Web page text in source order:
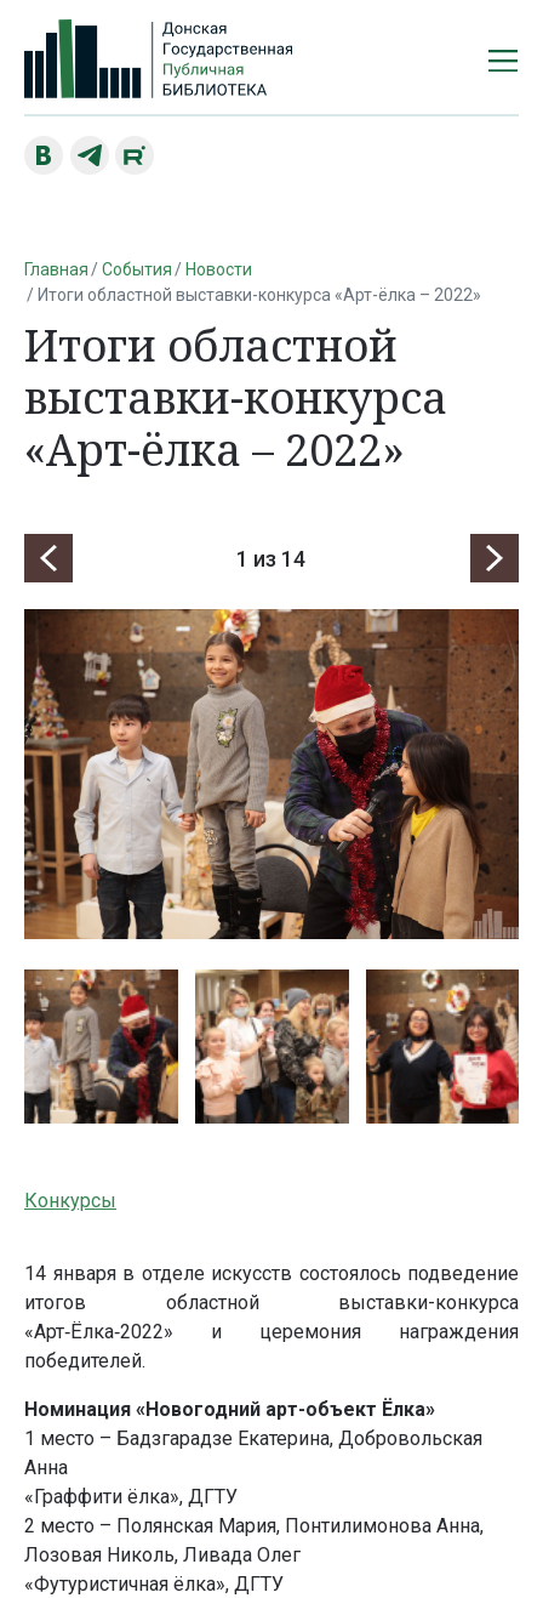
Главная События
Новости
Итоги областной выставки-конкурса «Арт-ёлка – 2022»
Итоги областной
выставки-конкурса
«Арт-ёлка – 2022»
1 из 14
Конкурсы
14 января в отделе искусств состоялось подведение
итогов областной выставки-конкурса
«Арт‑Ёлка‑2022» и церемония награждения
победителей.
Номинация «Новогодний арт-объект Ёлка»
1 место – Бадзгарадзе Екатерина, Добровольская
Анна
«Граффити ёлка», ДГТУ
2 место – Полянская Мария, Понтилимонова Анна,
Лозовая Николь, Ливада Олег
«Футуристичная ёлка», ДГТУ